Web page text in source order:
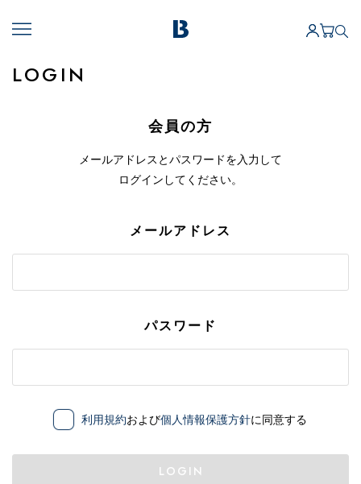
LOGIN
会員の方
メールアドレスとパスワードを入力して
ログインしてください。
メールアドレス
パスワード
利用規約および個人情報保護方針に同意する
LOGIN